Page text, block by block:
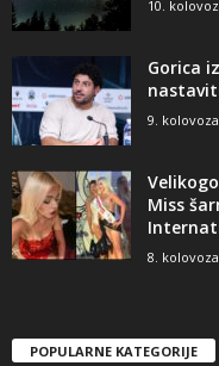
10.
Gorica
9.
Miss
8.
POPULARNE KATEGORIJE